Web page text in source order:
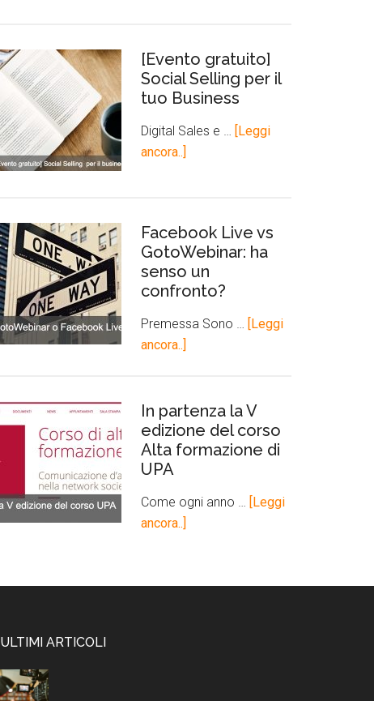
[Evento gratuito]
Social Selling per il
tuo Business
Digital Sales e …
[Leggi
ancora..]
Facebook Live vs
GotoWebinar: ha
senso un
confronto?
Premessa Sono …
[Leggi
ancora..]
In partenza la V
edizione del corso
Alta formazione di
UPA
Come ogni anno …
[Leggi
ancora..]
ULTIMI ARTICOLI